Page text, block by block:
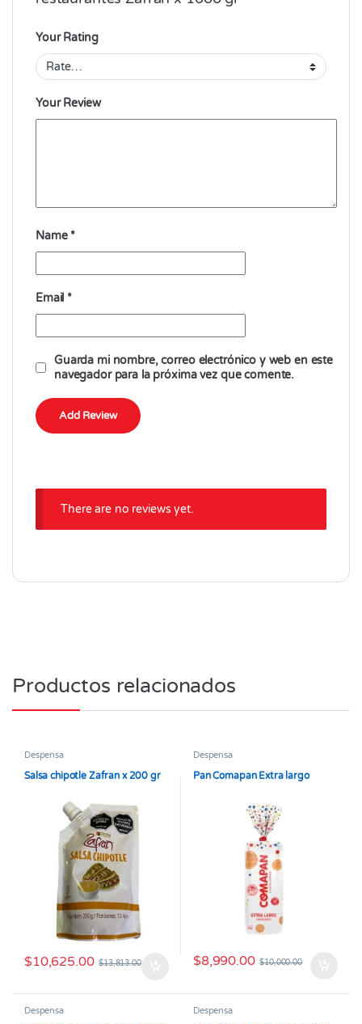
Your Rating
Your Review
Name *
Email *
Guarda mi nombre, correo electrónico y web en este
navegador para la próxima vez que comente.
There are no reviews yet.
Productos relacionados
Despensa
Salsa chipotle Zafran x 200 gr
$10,625.00 $13,813.00
Despensa
Pan Comapan Extra largo
$8,990.00 $10,000.00
Despensa Despensa